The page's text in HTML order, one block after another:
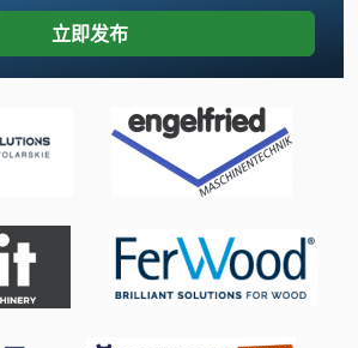
立即发布